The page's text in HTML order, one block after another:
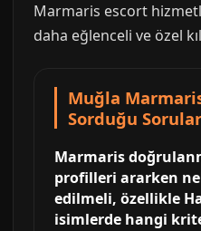
Marmaris escort
daha eğlenceli ve özel
Muğla
Sorduğu Sorular
Marmaris
profilleri ararken
edilmeli, özellikle
isimlerde hangi